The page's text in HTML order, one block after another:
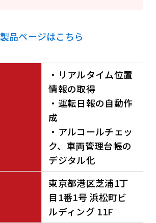
製品ページはこちら
・リアルタイム位置
情報の取得
・運転日報の自動作
成
・アルコールチェッ
ク、車両管理台帳の
デジタル化
東京都港区芝浦1丁
目1番1号 浜松町ビ
ルディング 11F